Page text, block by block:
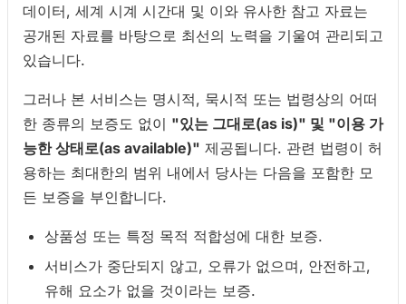
데이터, 세계 시계 시간대 및 이와 유사한 참고 자료는
공개된 자료를 바탕으로 최선의 노력을 기울여 관리되고
있습니다.
그러나 본 서비스는 명시적, 묵시적 또는 법령상의 어떠
한 종류의 보증도 없이 "있는 그대로(as is)" 및 "이용 가
능한 상태로(as available)" 제공됩니다. 관련 법령이 허
용하는 최대한의 범위 내에서 당사는 다음을 포함한 모
든 보증을 부인합니다.
상품성 또는 특정 목적 적합성에 대한 보증.
서비스가 중단되지 않고, 오류가 없으며, 안전하고,
유해 요소가 없을 것이라는 보증.